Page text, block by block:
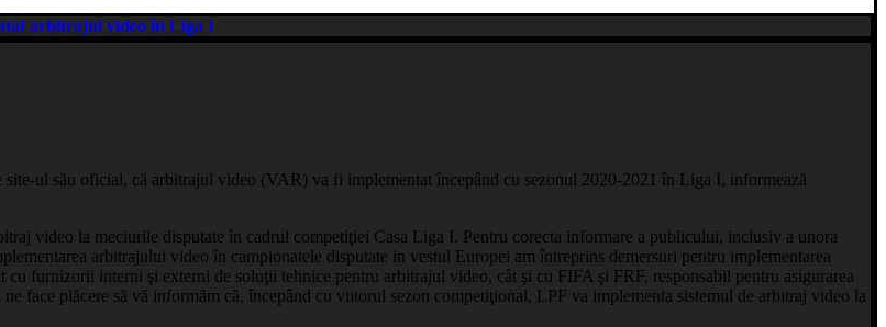
arbitrajul video în Liga I
ul său oficial, că arbitrajul video (VAR) va fi implementat începând cu sezonul 2020-2021 în Liga I, informează
video la meciurile disputate în cadrul competiţiei Casa Liga I. Pentru corecta informare a publicului, inclusiv a unora
arbitrajului video în campionatele disputate in vestul Europei am întreprins demersuri pentru implementarea
furnizorii interni şi externi de soluţii tehnice pentru arbitrajul video, cât şi cu FIFA şi FRF, responsabil pentru asigurarea
face plăcere să vă informăm că, începând cu viitorul sezon competiţional, LPF va implementa sistemul de arbitraj video la